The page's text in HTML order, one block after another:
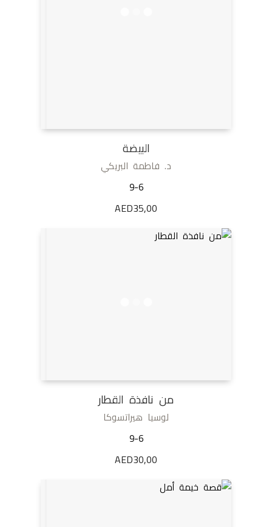
البيضة
د. فاطمة البريكي
9-6
AED35,00
من نافذة القطار
لوسيا هيراتسوكا
9-6
AED30,00